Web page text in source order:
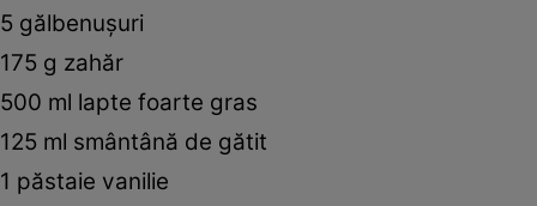
5 gălbenușuri
175 g zahăr
500 ml lapte foarte gras
125 ml smântână de gătit
1 păstaie vanilie